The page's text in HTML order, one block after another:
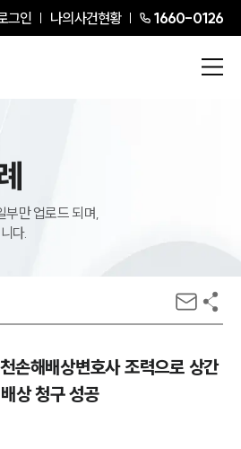
그인 나의사건현황 1660-0126
부만 업로드 되며,
다.
손해배상변호사 조력으로 상간
상 청구 성공